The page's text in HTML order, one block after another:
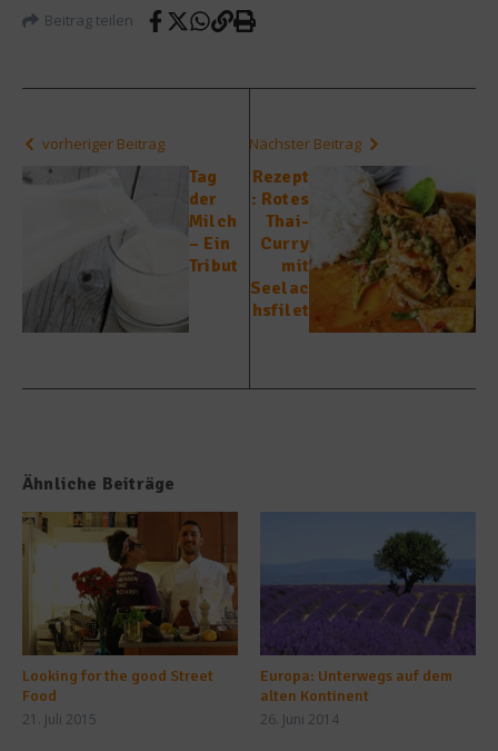
Beitrag teilen
vorheriger Beitrag
Tag
der
Milch
– Ein
Tribut
Nächster Beitrag
Rezept
: Rotes
Thai-
Curry
mit
Seelac
hsfilet
Ähnliche Beiträge
Looking for the good Street
Food
21. Juli 2015
Europa: Unterwegs auf dem
alten Kontinent
26. Juni 2014